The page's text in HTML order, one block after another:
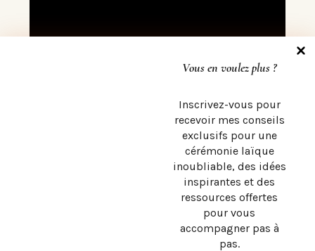
Vous en voulez plus ?
Inscrivez-vous pour
recevoir mes conseils
exclusifs pour une
cérémonie laïque
inoubliable, des idées
inspirantes et des
ressources offertes
pour vous
accompagner pas à
pas.